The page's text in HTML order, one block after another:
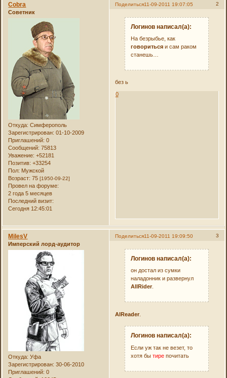
Поделиться 2
11-09-2011 19:07:05
Cobra
Советник
Откуда: Симферополь
Зарегистрирован: 01-10-2009
Приглашений: 0
Сообщений: 75813
Уважение: +52181
Позитив: +33254
Пол: Мужской
Возраст: 75[1950-09-22]
Провел на форуме:
2 года 5 месяцев
Последний визит:
Сегодня 12:45:01
Логинов написал(а):
На безрыбье, как
говориться и сам раком
станешь…
без ь
0
Поделиться 3
11-09-2011 19:09:50
MilesV
Имперский лорд-аудитор
Откуда: Уфа
Зарегистрирован: 30-06-2010
Приглашений: 0
Логинов написал(а):
он достал из сумки
наладонник и развернул
AllRider.
AlReader.
Логинов написал(а):
Если уж так не везет, то
хотя бытире почитать